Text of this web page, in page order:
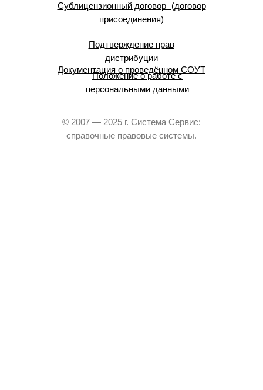
Сублицензионный договор (договор
присоединения)
Подтверждение прав
дистрибуции
Документация о проведённом СОУТ
Положение о работе с
персональными данными
© 2007 — 2025 г. Система Сервис:
справочные правовые системы.